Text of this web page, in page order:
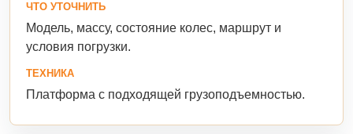
ЧТО УТОЧНИТЬ
Модель, массу, состояние колес, маршрут и
условия погрузки.
ТЕХНИКА
Платформа с подходящей грузоподъемностью.